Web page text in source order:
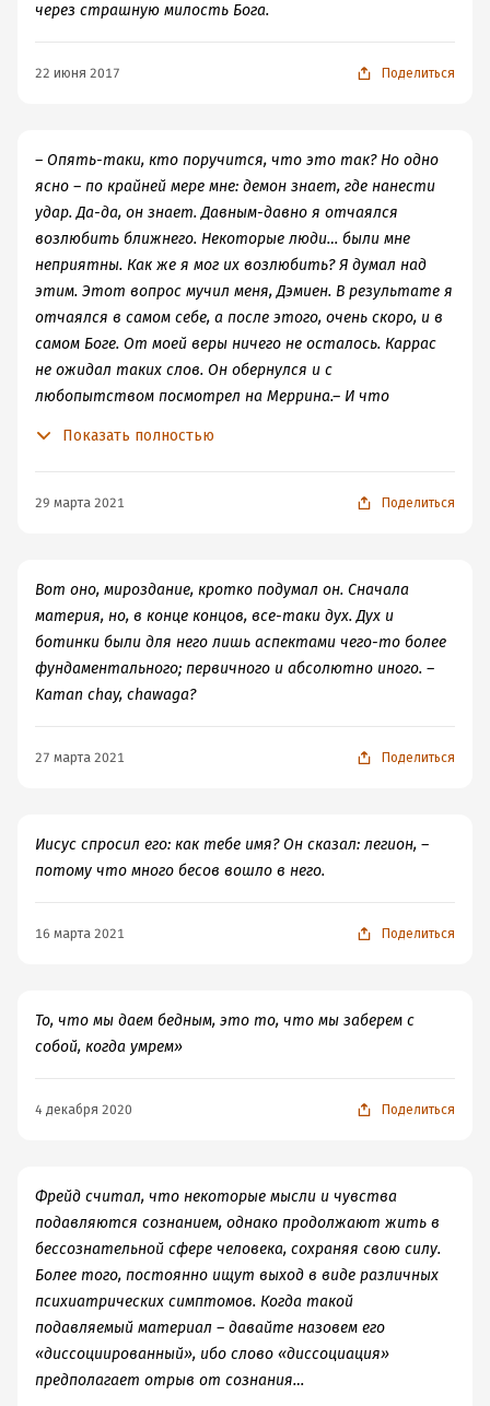
через страшную милость Бога.
22 июня 2017 Поделиться
– Опять-таки, кто поручится, что это так? Но одно
ясно – по крайней мере мне: демон знает, где нанести
удар. Да-да, он знает. Давным-давно я отчаялся
возлюбить ближнего. Некоторые люди… были мне
неприятны. Как же я мог их возлюбить? Я думал над
этим. Этот вопрос мучил меня, Дэмиен. В результате я
отчаялся в самом себе, а после этого, очень скоро, и в
самом Боге. От моей веры ничего не осталось. Каррас
не ожидал таких слов. Он обернулся и с
любопытством посмотрел на Меррина.– И что
просит, заключена в моей воле и не должна ощущаться
отношению к тем, кто мне неприятен, – по-моему, это
и есть самое сильное проявление любви, чем что-либо
еще.
Показать полностью
29 марта 2021 Поделиться
Вот оно, мироздание, кротко подумал он. Сначала
материя, но, в конце концов, все-таки дух. Дух и
ботинки были для него лишь аспектами чего-то более
фундаментального; первичного и абсолютно иного. –
Kaman chay, chawaga?
27 марта 2021 Поделиться
Иисус спросил его: как тебе имя? Он сказал: легион, –
потому что много бесов вошло в него.
16 марта 2021 Поделиться
То, что мы даем бедным, это то, что мы заберем с
собой, когда умрем»
4 декабря 2020 Поделиться
Фрейд считал, что некоторые мысли и чувства
подавляются сознанием, однако продолжают жить в
бессознательной сфере человека, сохраняя свою силу.
Более того, постоянно ищут выход в виде различных
психиатрических симптомов. Когда такой
подавляемый материал – давайте назовем его
«диссоциированный», ибо слово «диссоциация»
предполагает отрыв от сознания…